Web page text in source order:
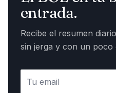
entrada.
Recibe el resumen
sin jerga y con un poco